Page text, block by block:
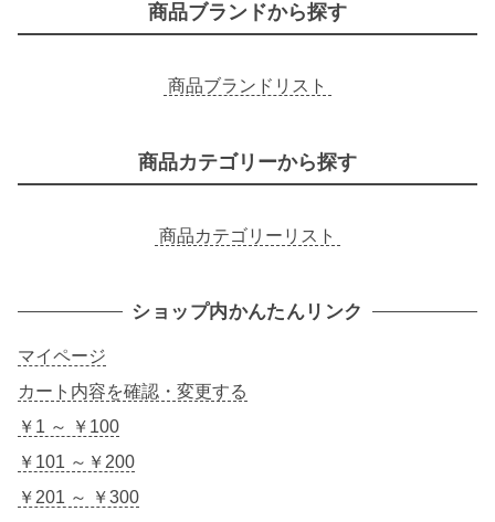
商品ブランドから探す
商品ブランドリスト
商品カテゴリーから探す
商品カテゴリーリスト
ショップ内かんたんリンク
マイページ
カート内容を確認・変更する
￥1 ～ ￥100
￥101 ～￥200
￥201 ～ ￥300